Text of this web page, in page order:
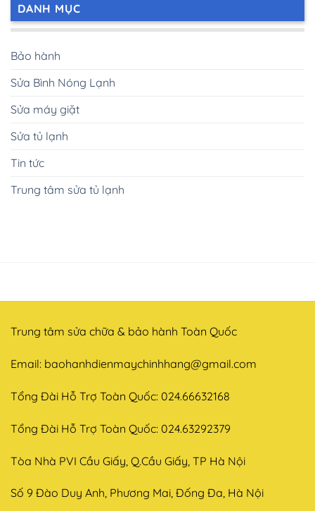
DANH MỤC
Bảo hành
Sửa Bình Nóng Lạnh
Sửa máy giặt
Sửa tủ lạnh
Tin tức
Trung tâm sửa tủ lạnh
Trung tâm sửa chữa & bảo hành Toàn Quốc
Email: baohanhdienmaychinhhang@gmail.com
Tổng Đài Hỗ Trợ Toàn Quốc: 024.66632168
Tổng Đài Hỗ Trợ Toàn Quốc: 024.63292379
Tòa Nhà PVI Cầu Giấy, Q.Cầu Giấy, TP Hà Nội
Số 9 Đào Duy Anh, Phương Mai, Đống Đa, Hà Nội